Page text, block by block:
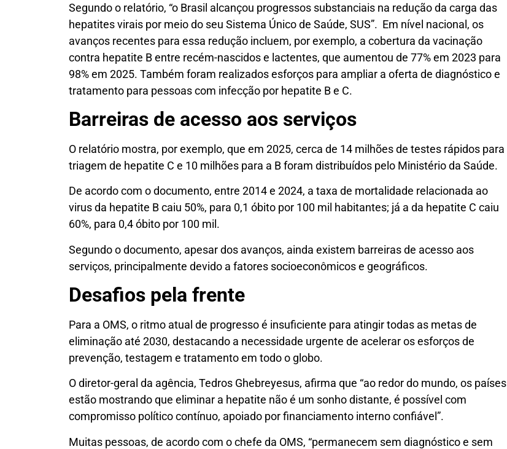
Segundo o relatório, “o Brasil alcançou progressos substanciais na redução da carga das
hepatites virais por meio do seu Sistema Único de Saúde, SUS”. Em nível nacional, os
avanços recentes para essa redução incluem, por exemplo, a cobertura da vacinação
contra hepatite B entre recém-nascidos e lactentes, que aumentou de 77% em 2023 para
98% em 2025. Também foram realizados esforços para ampliar a oferta de diagnóstico e
tratamento para pessoas com infecção por hepatite B e C.
Barreiras de acesso aos serviços
O relatório mostra, por exemplo, que em 2025, cerca de 14 milhões de testes rápidos para
triagem de hepatite C e 10 milhões para a B foram distribuídos pelo Ministério da Saúde.
De acordo com o documento, entre 2014 e 2024, a taxa de mortalidade relacionada ao
virus da hepatite B caiu 50%, para 0,1 óbito por 100 mil habitantes; já a da hepatite C caiu
60%, para 0,4 óbito por 100 mil.
Segundo o documento, apesar dos avanços, ainda existem barreiras de acesso aos
serviços, principalmente devido a fatores socioeconômicos e geográficos.
Desafios pela frente
Para a OMS, o ritmo atual de progresso é insuficiente para atingir todas as metas de
eliminação até 2030, destacando a necessidade urgente de acelerar os esforços de
prevenção, testagem e tratamento em todo o globo.
O diretor-geral da agência, Tedros Ghebreyesus, afirma que “ao redor do mundo, os países
estão mostrando que eliminar a hepatite não é um sonho distante, é possível com
compromisso político contínuo, apoiado por financiamento interno confiável”.
Muitas pessoas, de acordo com o chefe da OMS, “permanecem sem diagnóstico e sem